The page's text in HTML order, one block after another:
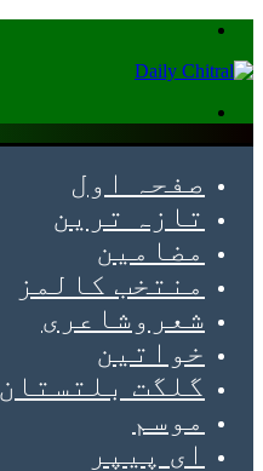
صفحہ اول
تازہ ترین
مضامین
منتخب کالمز
شعروشاعری
خواتین
گلگت بلتستان
موسم
ای پیپر